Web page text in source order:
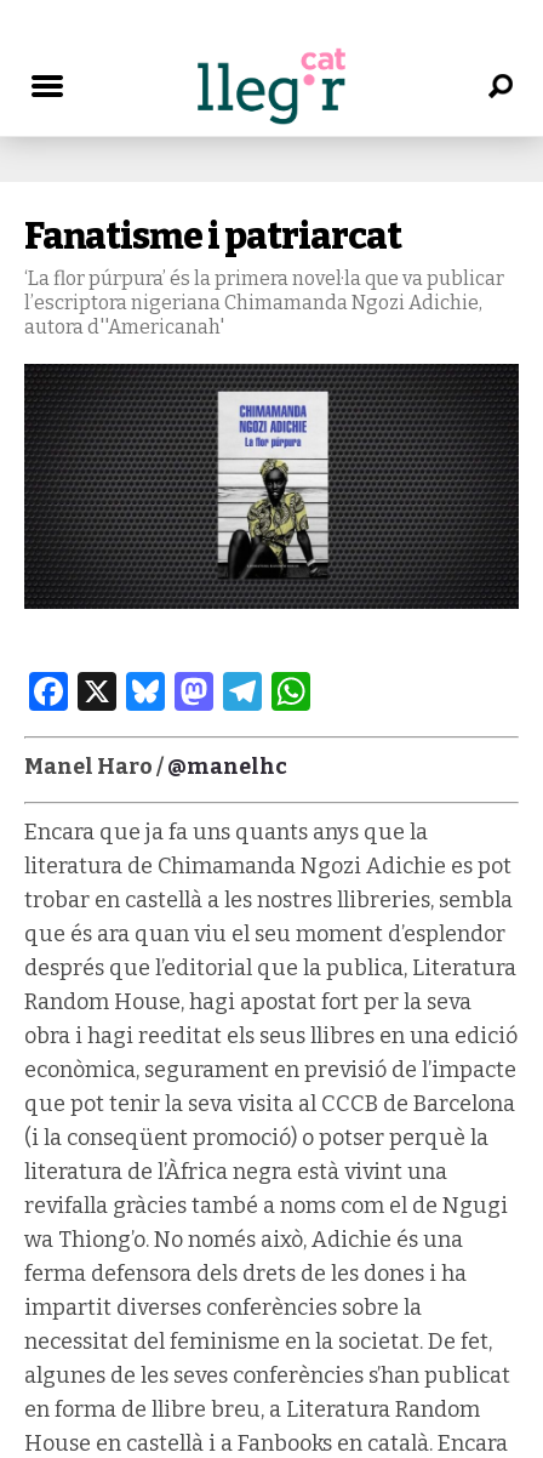
Fanatisme i patriarcat
‘La flor púrpura’ és la primera novel·la que va publicar
l’escriptora nigeriana Chimamanda Ngozi Adichie,
autora d''Americanah'
Facebook
X Bluesky
Mastodon
Telegram
Manel Haro /@manelhc
Encara que ja fa uns quants anys que la
literatura de Chimamanda Ngozi Adichie es pot
trobar en castellà a les nostres llibreries, sembla
que és ara quan viu el seu moment d’esplendor
després que l’editorial que la publica, Literatura
Random House, hagi apostat fort per la seva
obra i hagi reeditat els seus llibres en una edició
econòmica, segurament en previsió de l’impacte
que pot tenir la seva visita al CCCB de Barcelona
(i la conseqüent promoció) o potser perquè la
literatura de l’Àfrica negra està vivint una
revifalla gràcies també a noms com el de Ngugi
wa Thiong’o. No només això, Adichie és una
ferma defensora dels drets de les dones i ha
impartit diverses conferències sobre la
necessitat del feminisme en la societat. De fet,
algunes de les seves conferències s’han publicat
en forma de llibre breu, a Literatura Random
House en castellà i a Fanbooks en català. Encara